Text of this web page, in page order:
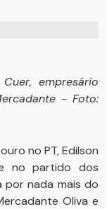
empresário
- Foto:
no PT, Edilson
no partido dos
por nada mais do
Oliva e